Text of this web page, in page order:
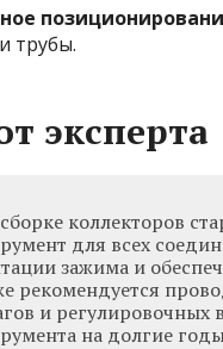
трубы.
эксперта
коллекторов
для всех
зажима и
рекомендуется
и регулировочных
на долгие